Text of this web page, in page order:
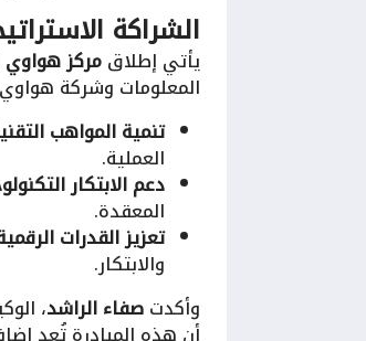
الشراكة
يأتي إطلاقمركز هواوي
المعلومات وشركة
تنمية المواهب
العملية.
دعم الابتكار
المعقدة.
تعزيز القدرات
والابتكار.
وأكدتصفاء الراشد،